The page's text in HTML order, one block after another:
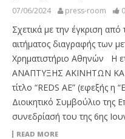
07/06/2024 press-room 0
Σχετικά με την έγκριση
αιτήματος διαγραφής των
Χρηματιστήριο Αθηνών Η
ΑΝΑΠΤΥΞΗΣ ΑΚΙΝΗΤΩΝ ΚΑΙ
τίτλο “REDS AE” (εφεξής η
Διοικητικό Συμβούλιο της
συνεδρίασή του της 6ης
READ MORE